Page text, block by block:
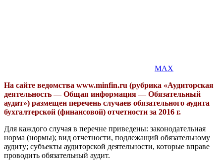
MAX
На сайте ведомства www.minfin.ru (рубрика «Аудиторская
деятельность — Общая информация — Обязательный
аудит») размещен перечень случаев обязательного аудита
бухгалтерской (финансовой) отчетности за 2016 г.
Для каждого случая в перечне приведены: законодательная
норма (нормы); вид отчетности, подлежащий обязательному
аудиту; субъекты аудиторской деятельности, которые вправе
проводить обязательный аудит.